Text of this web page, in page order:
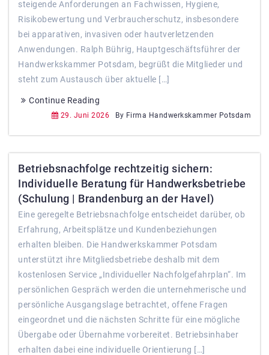
steigende Anforderungen an Fachwissen, Hygiene,
Risikobewertung und Verbraucherschutz, insbesondere
bei apparativen, invasiven oder hautverletzenden
Anwendungen. Ralph Bührig, Hauptgeschäftsführer der
Handwerkskammer Potsdam, begrüßt die Mitglieder und
steht zum Austausch über aktuelle […]
Continue Reading
29. Juni 2026 By Firma Handwerkskammer Potsdam
Betriebsnachfolge rechtzeitig sichern:
Individuelle Beratung für Handwerksbetriebe
(Schulung | Brandenburg an der Havel)
Eine geregelte Betriebsnachfolge entscheidet darüber, ob
Erfahrung, Arbeitsplätze und Kundenbeziehungen
erhalten bleiben. Die Handwerkskammer Potsdam
unterstützt ihre Mitgliedsbetriebe deshalb mit dem
kostenlosen Service „Individueller Nachfolgefahrplan“. Im
persönlichen Gespräch werden die unternehmerische und
persönliche Ausgangslage betrachtet, offene Fragen
eingeordnet und die nächsten Schritte für eine mögliche
Übergabe oder Übernahme vorbereitet. Betriebsinhaber
erhalten dabei eine individuelle Orientierung […]